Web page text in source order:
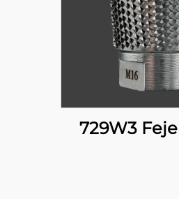
729W3